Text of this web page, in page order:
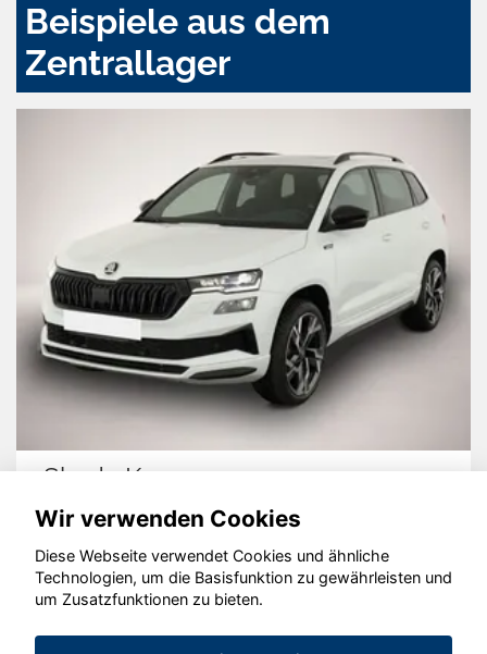
Beispiele aus dem
Zentrallager
Skoda Karoq
© konjunkturmotor.de GmbH 2020 - 2026
Wir verwenden Cookies
Diese Webseite verwendet Cookies und ähnliche
Technologien, um die Basisfunktion zu gewährleisten und
um Zusatzfunktionen zu bieten.